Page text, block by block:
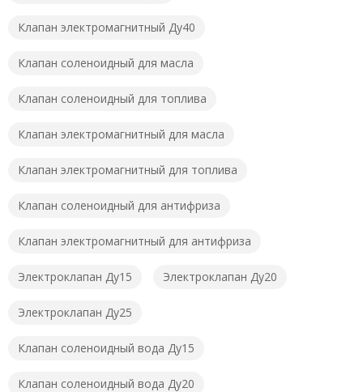
Клапан электромагнитный Ду40
Клапан соленоидный для масла
Клапан соленоидный для топлива
Клапан электромагнитный для масла
Клапан электромагнитный для топлива
Клапан соленоидный для антифриза
Клапан электромагнитный для антифриза
Электроклапан Ду15 Электроклапан Ду20
Электроклапан Ду25
Клапан соленоидный вода Ду15
Клапан соленоидный вода Ду20